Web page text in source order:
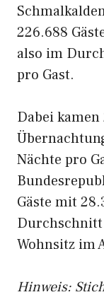
226.688
also im
pro Gast.
Dabei kamen
Nächte pro
Gäste mit
Durchschnitt
Wohnsitz im
Hinweis: